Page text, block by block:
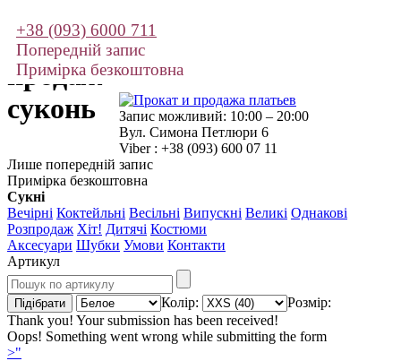
Прокат і
продаж
суконь
+38 (093) 6000 711
Попередній запис
Примірка безкоштовна
Запис можливий: 10:00 – 20:00
Вул. Симона Петлюри 6
Viber : +38 (093) 600 07 11
Лише попередній запис
Примірка безкоштовна
Сукні
Вечірні Коктейльні Весільні Випускні Великі Однакові
Розпродаж Хіт! Дитячі Костюми
Аксесуари Шубки Умови Контакти
Артикул
Колір:
Розмір:
Thank you! Your submission has been received!
Oops! Something went wrong while submitting the form
>"